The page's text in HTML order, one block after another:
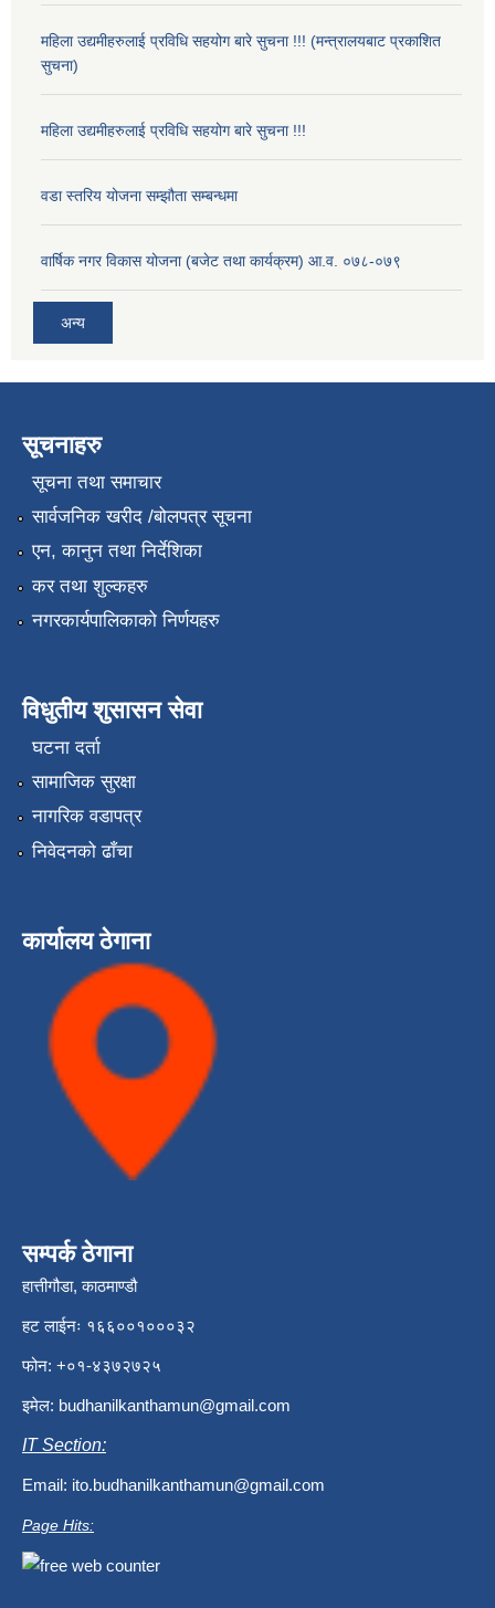
महिला उद्यमीहरुलाई प्रविधि सहयोग बारे सुचना !!! (मन्त्रालयबाट प्रकाशित
सुचना)
महिला उद्यमीहरुलाई प्रविधि सहयोग बारे सुचना !!!
वडा स्तरिय योजना सम्झौता सम्बन्धमा
वार्षिक नगर विकास योजना (बजेट तथा कार्यक्रम) आ.व. ०७८-०७९
अन्य
सूचनाहरु
सूचना तथा समाचार
सार्वजनिक खरीद /बोलपत्र सूचना
एन, कानुन तथा निर्देशिका
कर तथा शुल्कहरु
नगरकार्यपालिकाको निर्णयहरु
विधुतीय शुसासन सेवा
घटना दर्ता
सामाजिक सुरक्षा
नागरिक वडापत्र
निवेदनको ढाँचा
कार्यालय ठेगाना
सम्पर्क ठेगाना
हात्तीगौडा, काठमाण्डौ
हट लाईनः १६६००१०००३२
फोन: +०१-४३७२७२५
इमेल: budhanilkanthamun@gmail.com
IT Section:
Email: ito.budhanilkanthamun@gmail.com
Page Hits: